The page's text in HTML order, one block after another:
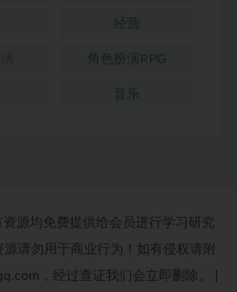
经营
角色扮演RPG
音乐
源均免费提供给会员进行学习研究
请勿用于商业行为！如有侵权请附
，经过查证我们会立即删除。